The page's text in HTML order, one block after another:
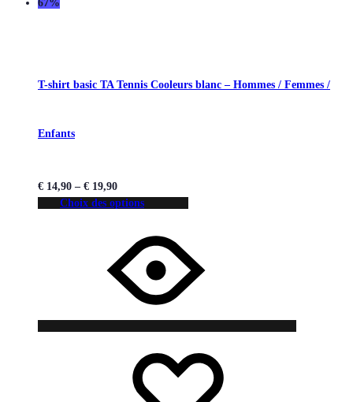
67%
T-shirt basic TA Tennis Cooleurs blanc – Hommes / Femmes /
Enfants
€ 14,90 – € 19,90
Choix des options